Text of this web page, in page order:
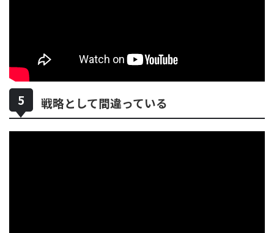
戦略として間違っている